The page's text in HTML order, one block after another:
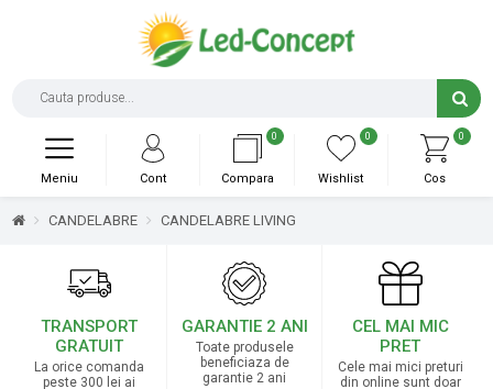
0
Cos
0
Wishlist
0
Compara
Cont
Meniu
CANDELABRE CANDELABRE LIVING
TRANSPORT
GRATUIT
La orice comanda
peste 300 lei ai
GARANTIE 2 ANI
Toate produsele
beneficiaza de
garantie 2 ani
CEL MAI MIC
PRET
Cele mai mici preturi
din online sunt doar